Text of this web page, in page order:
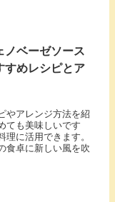
ノベーゼソース
すめレシピとア
やアレンジ方法を紹
ても美味しいです
に活用できます。
食卓に新しい風を吹